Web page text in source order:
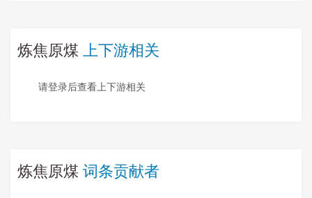
炼焦原煤 上下游相关
请登录后查看上下游相关
炼焦原煤 词条贡献者